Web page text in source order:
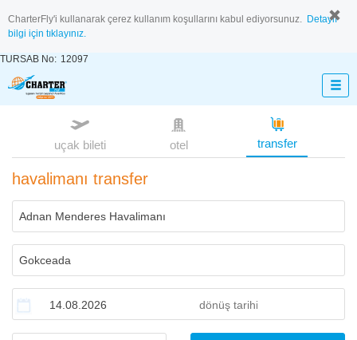
CharterFly'i kullanarak çerez kullanım koşullarını kabul ediyorsunuz. Detaylı
bilgi için tıklayınız.
TURSAB No: 12097
uçak bileti otel transfer
havalimanı transfer